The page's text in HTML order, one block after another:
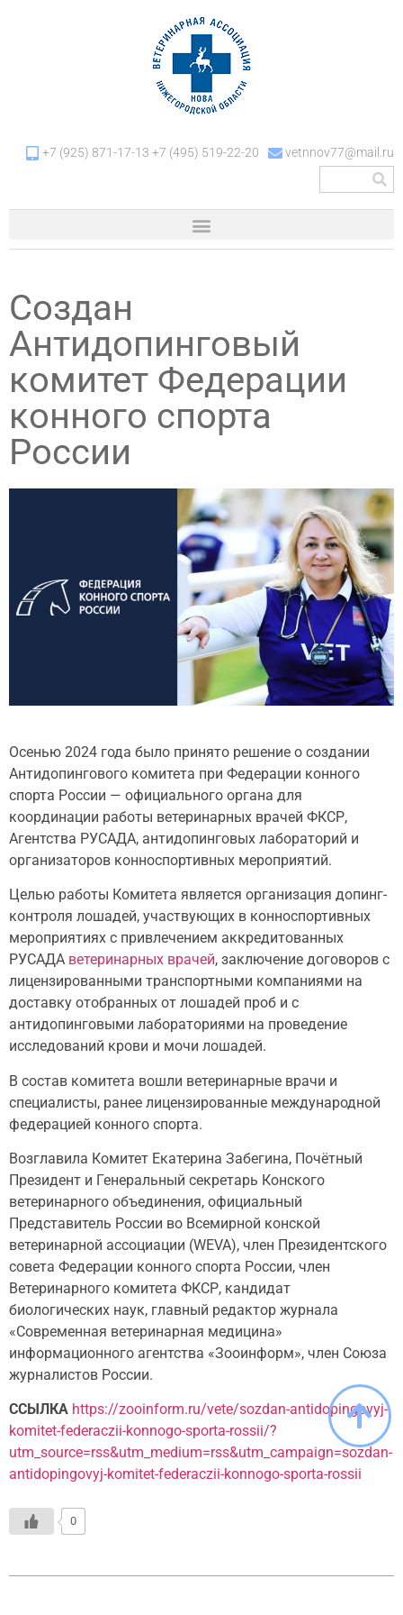
+7 (925) 871-17-13 +7 (495) 519-22-20 vetnnov77@mail.ru
Создан
Антидопинговый
комитет Федерации
конного спорта
России
Осенью 2024 года было принято решение о создании
Антидопингового комитета при Федерации конного
спорта России — официального органа для
координации работы ветеринарных врачей ФКСР,
Агентства РУСАДА, антидопинговых лабораторий и
организаторов конноспортивных мероприятий.
Целью работы Комитета является организация допинг-
контроля лошадей, участвующих в конноспортивных
мероприятиях с привлечением аккредитованных
РУСАДА ветеринарных врачей, заключение договоров с
лицензированными транспортными компаниями на
доставку отобранных от лошадей проб и с
антидопинговыми лабораториями на проведение
исследований крови и мочи лошадей.
В состав комитета вошли ветеринарные врачи и
специалисты, ранее лицензированные международной
федерацией конного спорта.
Возглавила Комитет Екатерина Забегина, Почётный
Президент и Генеральный секретарь Конского
ветеринарного объединения, официальный
Представитель России во Всемирной конской
ветеринарной ассоциации (WEVA), член Президентского
совета Федерации конного спорта России, член
Ветеринарного комитета ФКСР, кандидат
биологических наук, главный редактор журнала
«Современная ветеринарная медицина»
информационного агентства «Зооинформ», член Союза
журналистов России.
ССЫЛКА https://zooinform.ru/vete/sozdan-antidopingovyj-
komitet-federaczii-konnogo-sporta-rossii/?
utm_source=rss&utm_medium=rss&utm_campaign=sozdan-
antidopingovyj-komitet-federaczii-konnogo-sporta-rossii
0